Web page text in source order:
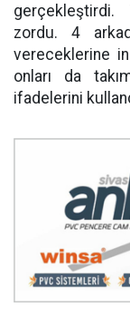
gerçekleştirdi.
zordu. 4
vereceklerine
onları da
ifadelerini